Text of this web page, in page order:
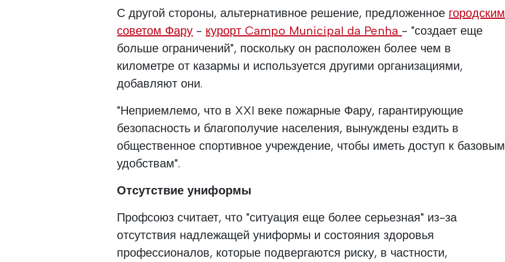
С другой стороны, альтернативное решение, предложенное городским
советом Фару - курорт Campo Municipal da Penha - "создает еще
больше ограничений", поскольку он расположен более чем в
километре от казармы и используется другими организациями,
добавляют они.
"Неприемлемо, что в XXI веке пожарные Фару, гарантирующие
безопасность и благополучие населения, вынуждены ездить в
общественное спортивное учреждение, чтобы иметь доступ к базовым
удобствам".
Отсутствие униформы
Профсоюз считает, что "ситуация еще более серьезная" из-за
отсутствия надлежащей униформы и состояния здоровья
профессионалов, которые подвергаются риску, в частности,